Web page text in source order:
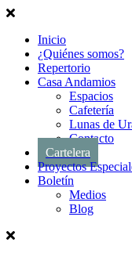
Inicio
¿Quiénes somos?
Repertorio
Casa Andamios
Espacios
Cafetería
Lunas de
Contacto
Cartelera
Proyectos
Boletín
Medios
Blog